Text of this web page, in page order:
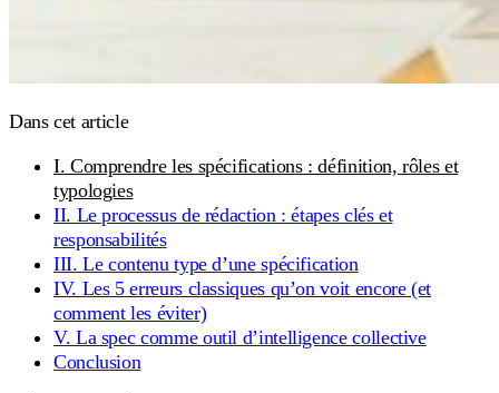
Dans cet article
I. Comprendre les spécifications : définition, rôles et
typologies
II. Le processus de rédaction : étapes clés et
responsabilités
III. Le contenu type d’une spécification
IV. Les 5 erreurs classiques qu’on voit encore (et
comment les éviter)
V. La spec comme outil d’intelligence collective
Conclusion